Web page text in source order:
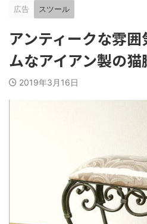
広告 スツール
アンティークな雰
ムなアイアン製の
2019年3月16日